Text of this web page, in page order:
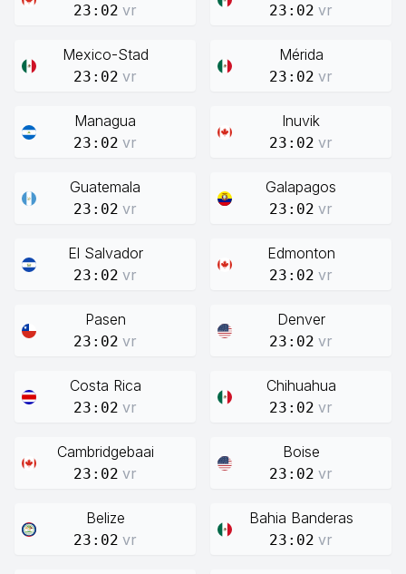
23:02 vr 23:02 vr
Mexico-Stad
23:02 vr
Mérida
23:02 vr
Managua
23:02 vr
Inuvik
23:02 vr
Guatemala
23:02 vr
Galapagos
23:02 vr
El Salvador
23:02 vr
Edmonton
23:02 vr
Pasen
23:02 vr
Denver
23:02 vr
Costa Rica
23:02 vr
Chihuahua
23:02 vr
Cambridgebaai
23:02 vr
Boise
23:02 vr
Belize
23:02 vr
Bahia Banderas
23:02 vr